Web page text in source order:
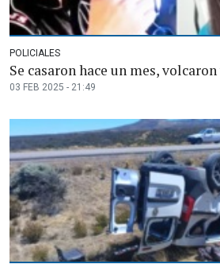
POLICIALES
Se casaron hace un mes,
03 FEB 2025 - 21:49